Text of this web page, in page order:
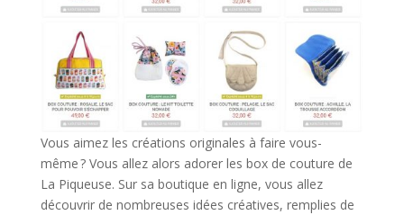
Vous aimez les créations originales à faire vous-
même ? Vous allez alors adorer les box de couture de
La Piqueuse. Sur sa boutique en ligne, vous allez
découvrir de nombreuses idées créatives, remplies de